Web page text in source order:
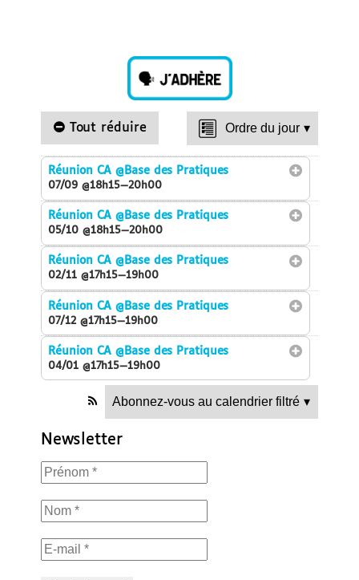
Tout réduire Ordre du jour ▾
Réunion CA@Base des Pratiques
07/09 @18h15—20h00
Réunion CA@Base des Pratiques
05/10 @18h15—20h00
Réunion CA@Base des Pratiques
02/11 @17h15—19h00
Réunion CA@Base des Pratiques
07/12 @17h15—19h00
Réunion CA@Base des Pratiques
04/01 @17h15—19h00
Abonnez-vous au calendrier filtré ▾
Newsletter